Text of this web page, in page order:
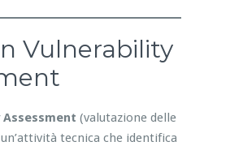
Vulnerability
(valutazione delle
tecnica che identifica